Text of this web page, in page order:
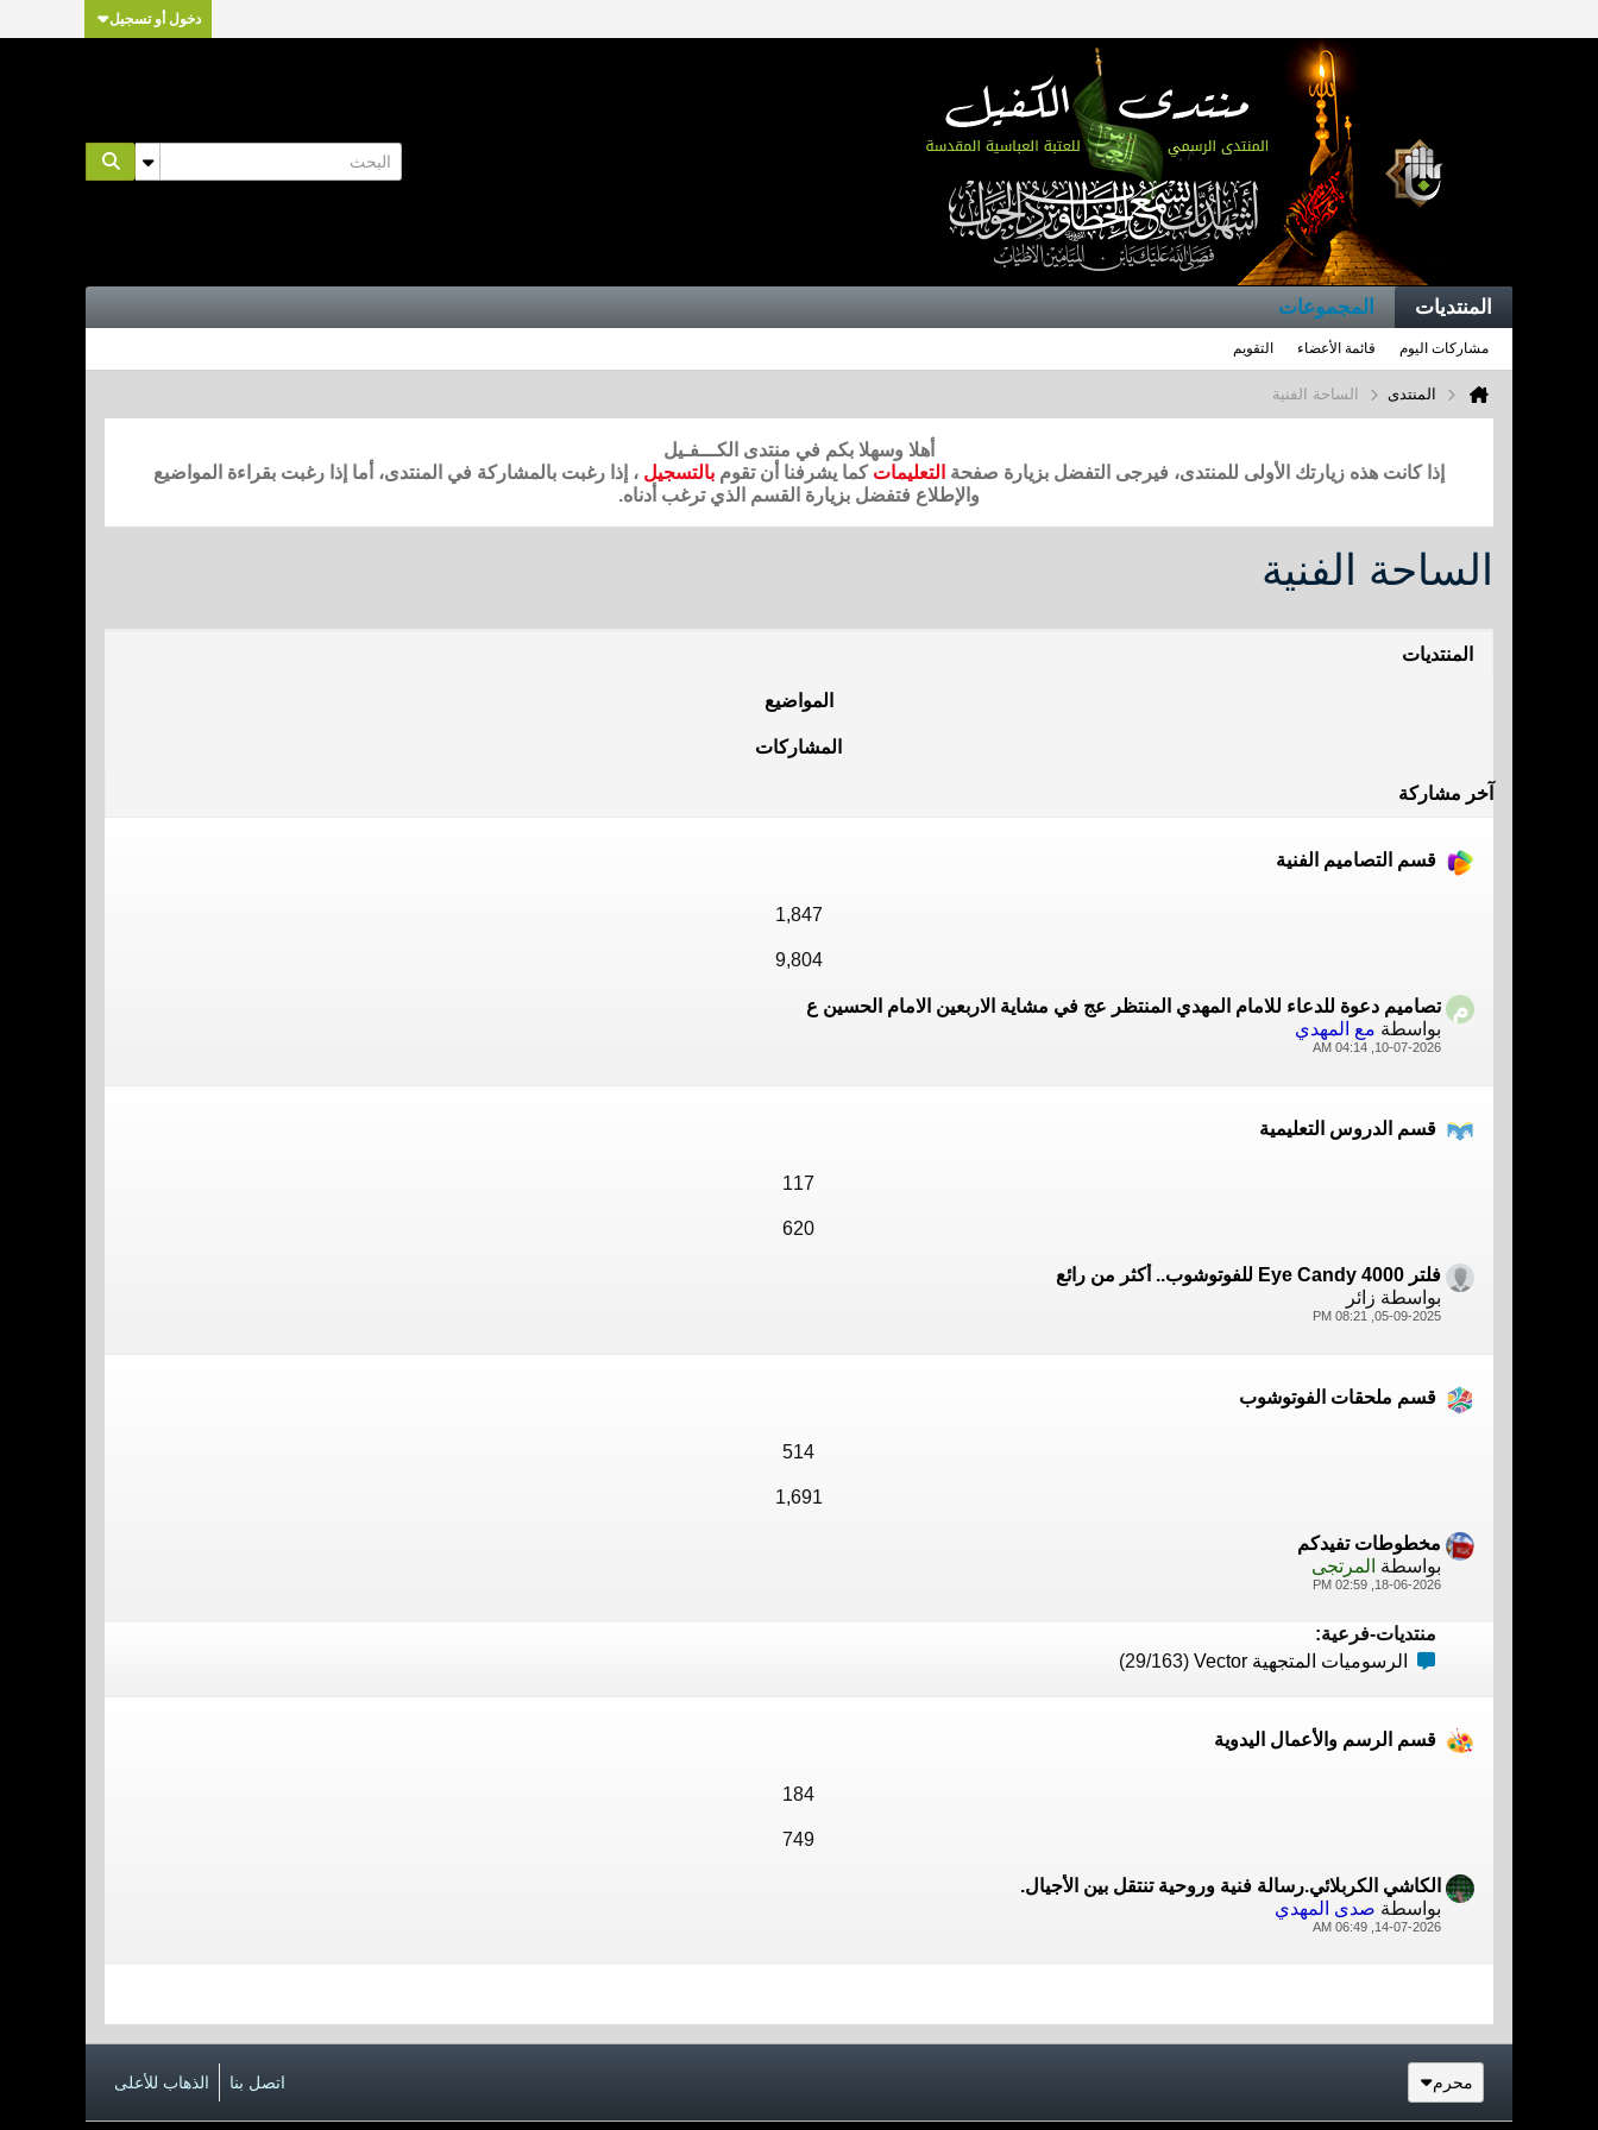
دخول أو تسجيل
المنتديات المجموعات
مشاركات اليوم قائمة الأعضاء التقويم
المنتدى الساحة الفنية
أهلا وسهلا بكم في منتدى الكـــفـيل
إذا كانت هذه زيارتك الأولى للمنتدى، فيرجى التفضل بزيارة صفحة التعليمات كما يشرفنا أن تقوم بالتسجيل ، إذا رغبت بالمشاركة في المنتدى، أما إذا رغبت بقراءة المواضيع
والإطلاع فتفضل بزيارة القسم الذي ترغب أدناه.
الساحة الفنية
المنتديات
المواضيع
المشاركات
آخر مشاركة
قسم التصاميم الفنية
1,847
9,804
تصاميم دعوة للدعاء للامام المهدي المنتظر عج في مشاية الاربعين الامام الحسين ع
بواسطة مع المهدي
10-07-2026, 04:14 AM
قسم الدروس التعليمية
117
620
فلتر Eye Candy 4000 للفوتوشوب.. أكثر من رائع
بواسطة زائر
05-09-2025, 08:21 PM
قسم ملحقات الفوتوشوب
514
1,691
مخطوطات تفيدكم
بواسطة المرتجى
18-06-2026, 02:59 PM
منتديات-فرعية:
الرسوميات المتجهية Vector
(29/163)
قسم الرسم والأعمال اليدوية
184
749
الكاشي الكربلائي.رسالة فنية وروحية تنتقل بين الأجيال.
بواسطة صدى المهدي
14-07-2026, 06:49 AM
محرم اتصل بنا الذهاب للأعلى